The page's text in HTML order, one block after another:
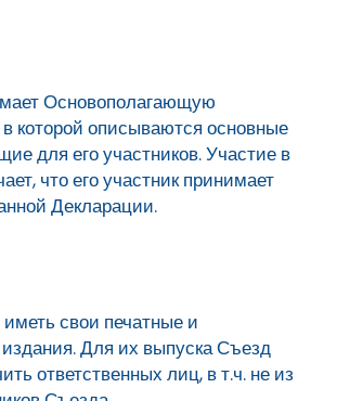
Основополагающую
которой описываются основные
для его участников. Участие в
что его участник принимает
Декларации.
свои печатные и
Для их выпуска Съезд
ответственных лиц, в т.ч. не из